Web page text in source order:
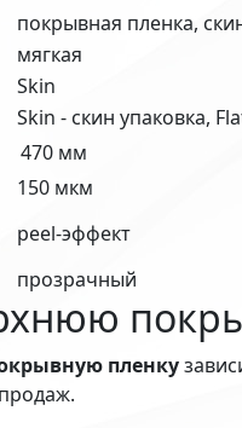
покрывная пленка,
мягкая
Skin
Skin - скин упаковка,
470 мм
150 мкм
peel-эффект
прозрачный
пленку